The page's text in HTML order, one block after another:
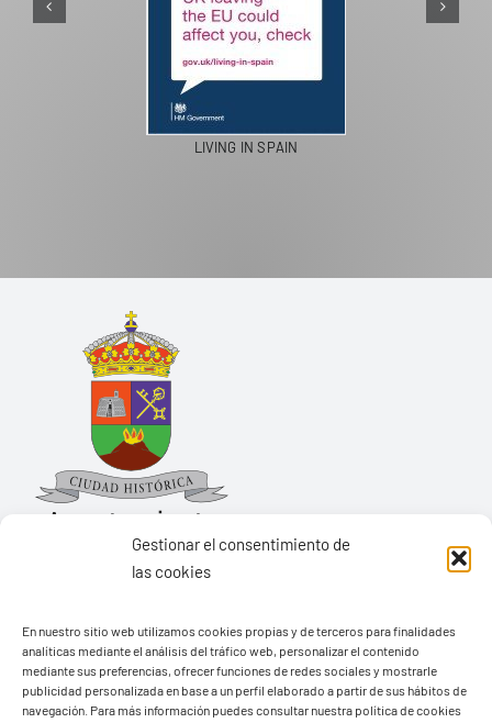
Gestionar el consentimiento de
las cookies
En nuestro sitio web utilizamos cookies propias y de terceros para finalidades
analíticas mediante el análisis del tráfico web, personalizar el contenido
mediante sus preferencias, ofrecer funciones de redes sociales y mostrarle
publicidad personalizada en base a un perfil elaborado a partir de sus hábitos de
navegación. Para más información puedes consultar nuestra política de cookies
PASEOS EN CAMELLO
Pza. de Los Remedios, 1
35570 – Yaiza
Tel:928 83 62 20